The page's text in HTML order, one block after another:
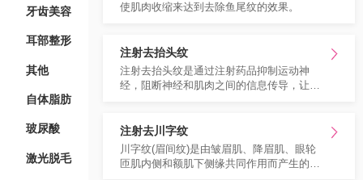
牙齿美容
耳部整形
其他
自体脂肪
玻尿酸
激光脱毛
使肌肉收缩来达到去除鱼尾纹的效果。
注射去抬头纹
注射去抬头纹是通过注射药品抑制运动神
经，阻断神经和肌肉之间的信息传导，让肌
纹。
注射去川字纹
川字纹(眉间纹)是由皱眉肌、降眉肌、眼轮
匝肌内侧和额肌下侧缘共同作用而产生的，